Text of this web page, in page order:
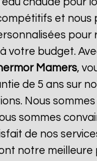
et nous
pour
votre budget.
Mamers,
de 5 ans sur
Nous
sommes
de nos
notre meilleure